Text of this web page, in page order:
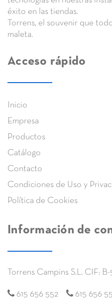
éxito en las tiendas.
Torrens, el souvenir que
maleta.
Acceso rápido
Inicio
Empresa
Productos
Catálogo
Contacto
Condiciones de Uso y
Política de Cookies
Información de
Torrens Campins S.L. CIF:
615 656 552 615 656